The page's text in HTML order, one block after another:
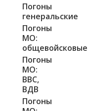
Погоны
генеральские
Погоны
МО:
общевойсковые
Погоны
МО:
ВВС,
ВДВ
Погоны